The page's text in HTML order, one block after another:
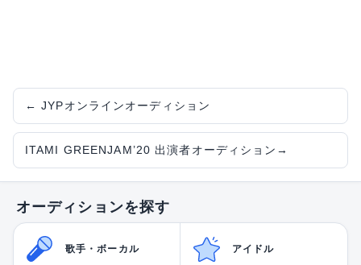
← JYPオンラインオーディション
ITAMI GREENJAM’20 出演者オーディション →
オーディションを探す
歌手・ボーカル アイドル